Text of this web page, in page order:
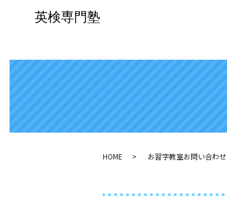
HOME お習字教室お問い合わせ